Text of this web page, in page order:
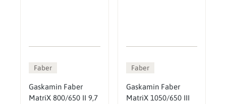
Faber
Gaskamin Faber
MatriX 800/650 II 9,7
Faber
Gaskamin Faber
MatriX 1050/650 III